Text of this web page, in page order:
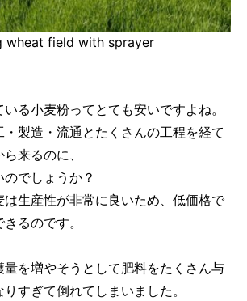
wheat field with sprayer
る小麦粉ってとても安いですよね。
製造・流通とたくさんの工程を経て
来るのに、
でしょうか？
は生産性が非常に良いため、低価格で
るのです。
を増やそうとして肥料をたくさん与
すぎて倒れてしまいました。